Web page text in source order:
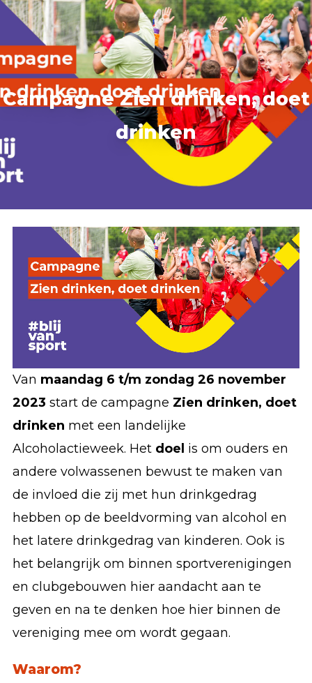
Accommodatie huren webshop
MENU
Campagne Zien drinken, doet
drinken
Van maandag 6 t/m zondag 26 november
2023 start de campagne Zien drinken, doet
drinken met een landelijke
Alcoholactieweek. Het doel is om ouders en
andere volwassenen bewust te maken van
de invloed die zij met hun drinkgedrag
hebben op de beeldvorming van alcohol en
het latere drinkgedrag van kinderen. Ook is
het belangrijk om binnen sportverenigingen
en clubgebouwen hier aandacht aan te
geven en na te denken hoe hier binnen de
vereniging mee om wordt gegaan.
Waarom?